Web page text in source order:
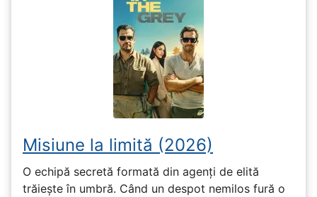
Misiune la limită (2026)
O echipă secretă formată din agenți de elită
trăiește în umbră. Când un despot nemilos fură o